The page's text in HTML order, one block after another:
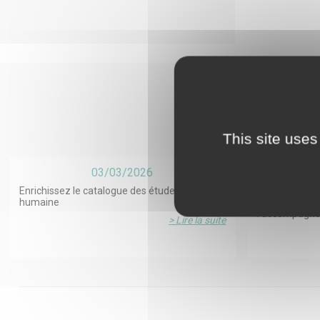
Dauphine
03/03/2026
Enrichissez le catalogue des études en santé
humaine
> Lire la suite
Deuil après
This site